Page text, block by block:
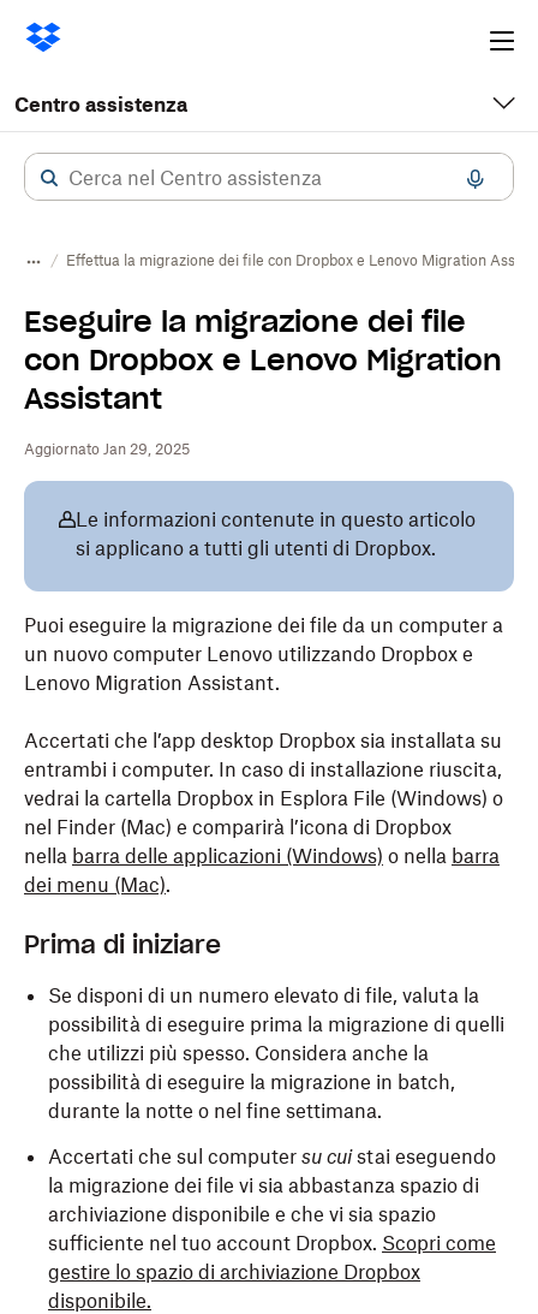
Centro assistenza
Effettua la migrazione dei file con Dropbox e Lenovo Migration
Eseguire la migrazione dei file
con Dropbox e Lenovo Migration
Assistant
Aggiornato Jan 29, 2025
Le informazioni contenute in questo articolo
si applicano a tutti gli utenti di Dropbox.
Puoi eseguire la migrazione dei file da un computer a
un nuovo computer Lenovo utilizzando Dropbox e
Lenovo Migration Assistant.
Accertati che l’app desktop Dropbox sia installata su
entrambi i computer. In caso di installazione riuscita,
vedrai la cartella Dropbox in Esplora File (Windows) o
nel Finder (Mac) e comparirà l’icona di Dropbox
nella barra delle applicazioni (Windows) o nella barra
dei menu (Mac).
Prima di iniziare
Se disponi di un numero elevato di file, valuta la
possibilità di eseguire prima la migrazione di quelli
che utilizzi più spesso. Considera anche la
possibilità di eseguire la migrazione in batch,
durante la notte o nel fine settimana.
Accertati che sul computer su cuistai eseguendo
la migrazione dei file vi sia abbastanza spazio di
archiviazione disponibile e che vi sia spazio
sufficiente nel tuo account Dropbox. Scopri come
gestire lo spazio di archiviazione Dropbox
disponibile.